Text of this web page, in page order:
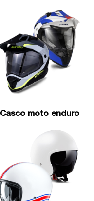
Casco moto enduro